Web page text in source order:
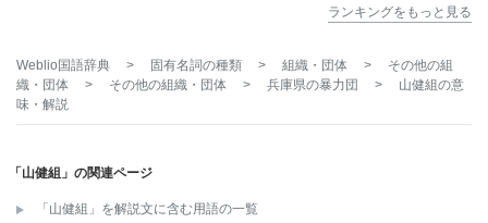
ランキングをもっと見る
Weblio国語辞典 > 固有名詞の種類 > 組織・団体 >
その他の組
織・団体
> その他の組織・団体 > 兵庫県の暴力団 > 山健組の意
味・解説
「山健組」の関連ページ
「山健組」を解説文に含む用語の一覧